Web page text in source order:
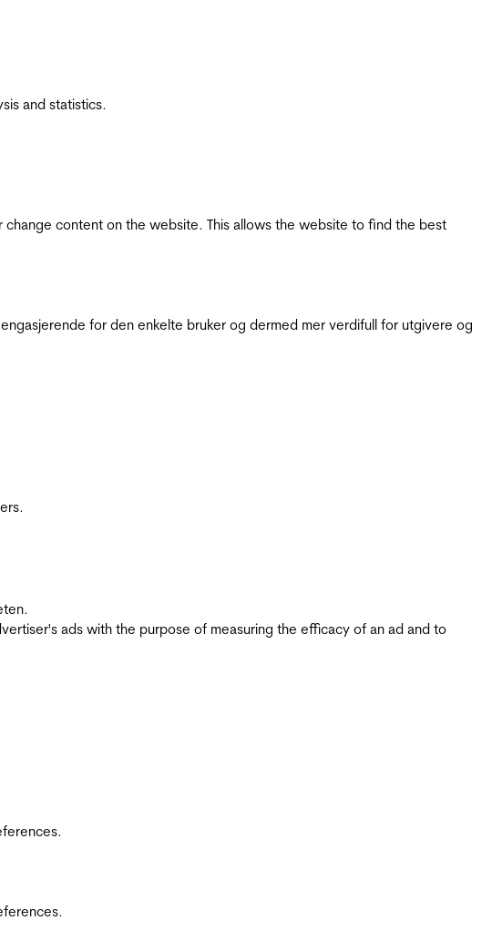
and statistics.
content on the website. This allows the website to find the best
for den enkelte bruker og dermed mer verdifull for utgivere og
ads with the purpose of measuring the efficacy of an ad and to